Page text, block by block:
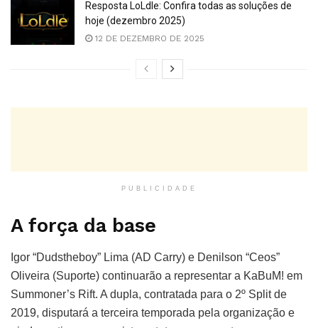
Resposta LoLdle: Confira todas as soluções de
hoje (dezembro 2025)
12 DE DEZEMBRO DE 2025
PUBLICIDADE
A força da base
Igor “Dudstheboy” Lima (AD Carry) e Denilson “Ceos”
Oliveira (Suporte) continuarão a representar a KaBuM! em
Summoner’s Rift. A dupla, contratada para o 2º Split de
2019, disputará a terceira temporada pela organização e